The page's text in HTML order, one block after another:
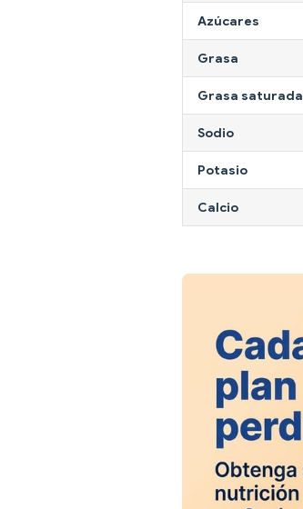
Azúcares
Grasa
Grasa saturada
Sodio
Potasio
Calcio